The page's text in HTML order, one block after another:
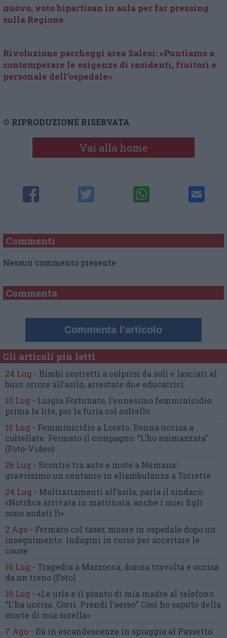
nuovo, voto bipartisan in aula per far pressing
sulla Regione
Rivoluzione parcheggi area Salesi: «Puntiamo a
contemperare le esigenze di residenti, fruitori e
personale dell’ospedale»
© RIPRODUZIONE RISERVATA
Vai alla home
Commenti
Nessun commento presente
Commenta
Commenta l'articolo
Gli articoli più letti
24 Lug - Bimbi costretti a colpirsi da soli e lasciati al
buio: orrore all’asilo, arrestate due educatrici
10 Lug - Luigia Fortunato, l’ennesimo femminicidio:
prima la lite, poi la furia col coltello
10 Lug - Femminicidio a Loreto. Donna uccisa a
coltellate. Fermato il compagno: “L’ho ammazzata”
(Foto-Video)
26 Lug - Scontro tra auto e moto a Numana:
gravissimo un centauro in eliambulanza a Torrette
24 Lug - Maltrattamenti all’asilo, parla il sindaco:
«Notifica arrivata in mattinata, anche i miei figli
sono andati lì»
2 Ago - Fermato col taser, muore in ospedale dopo un
inseguimento. Indagini in corso per accertare le
cause
16 Lug - Tragedia a Marzocca, donna travolta e uccisa
da un treno (Foto)
10 Lug - «Le urla e il pianto di mia madre al telefono:
“L’ha uccisa. Corri. Prendi l’aereo” Così ho saputo della
morte di mia sorella»
7 Ago - Dà in escandescenze in spiaggia al Passetto.